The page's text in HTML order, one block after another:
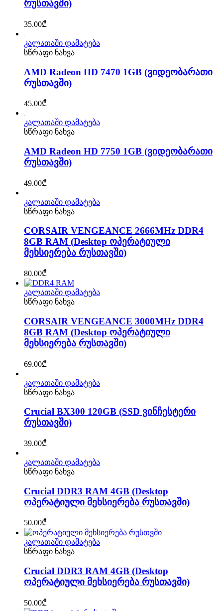
რუსთავში)
35.00₾
კალათაში დამატება
სწრაფი ნახვა
AMD Radeon HD 7470 1GB (ვიდეობარათი
რუსთავში)
45.00₾
კალათაში დამატება
სწრაფი ნახვა
AMD Radeon HD 7750 1GB (ვიდეობარათი
რუსთავში)
49.00₾
კალათაში დამატება
სწრაფი ნახვა
CORSAIR VENGEANCE 2666MHz DDR4
8GB RAM (Desktop ოპერატიული
მეხსიერება რუსთავში)
80.00₾
კალათაში დამატება
სწრაფი ნახვა
CORSAIR VENGEANCE 3000MHz DDR4
8GB RAM (Desktop ოპერატიული
მეხსიერება რუსთავში)
69.00₾
კალათაში დამატება
სწრაფი ნახვა
Crucial BX300 120GB (SSD ვინჩესტერი
რუსთავში)
39.00₾
კალათაში დამატება
სწრაფი ნახვა
Crucial DDR3 RAM 4GB (Desktop
ოპერატიული მეხსიერება რუსთავში)
50.00₾
კალათაში დამატება
სწრაფი ნახვა
Crucial DDR3 RAM 4GB (Desktop
ოპერატიული მეხსიერება რუსთავში)
50.00₾